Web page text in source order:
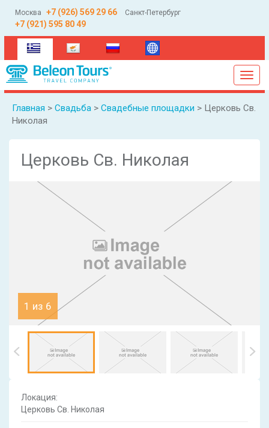
Москва +7 (926) 569 29 66 Санкт-Петербург
+7 (921) 595 80 49
(current)
Главная > Свадьба > Свадебные площадки > Церковь Св.
Николая
Церковь Св. Николая
1 из 6
Локация:
Церковь Св. Николая